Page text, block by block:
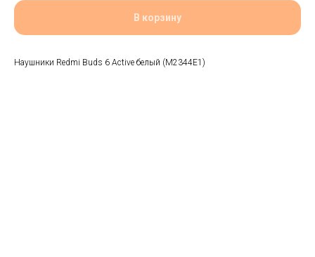
В корзину
Наушники Redmi Buds 6 Active белый (M2344E1)